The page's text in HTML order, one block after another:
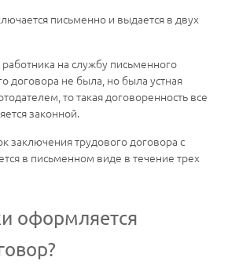
письменно и выдается в двух
на службу письменного
договора не была, но была устная
то такая договоренность все
законной.
заключения трудового договора с
в письменном виде в течение трех
оформляется